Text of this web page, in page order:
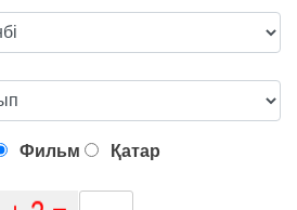
Фильм Қатар